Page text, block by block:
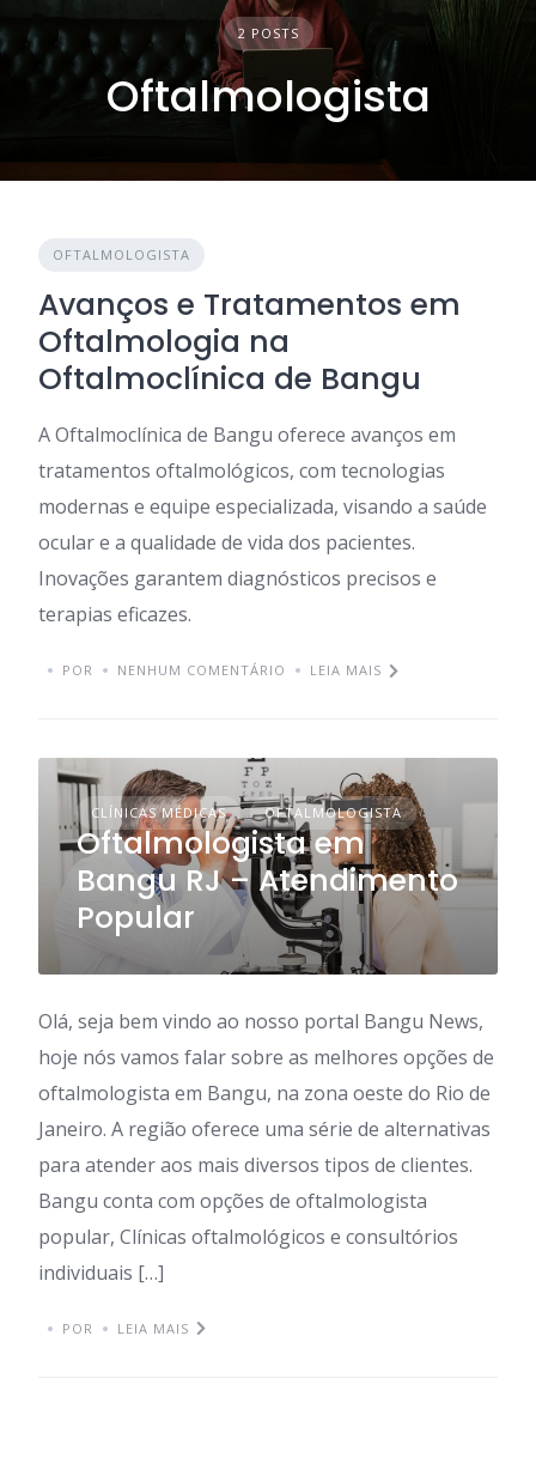
2 POSTS
Oftalmologista
OFTALMOLOGISTA
Avanços e Tratamentos em
Oftalmologia na
Oftalmoclínica de Bangu
A Oftalmoclínica de Bangu oferece avanços em
tratamentos oftalmológicos, com tecnologias
modernas e equipe especializada, visando a saúde
ocular e a qualidade de vida dos pacientes.
Inovações garantem diagnósticos precisos e
terapias eficazes.
POR NENHUM COMENTÁRIO LEIA MAIS
CLÍNICAS MÉDICAS OFTALMOLOGISTA
Oftalmologista em
Bangu RJ – Atendimento
Popular
Olá, seja bem vindo ao nosso portal Bangu News,
hoje nós vamos falar sobre as melhores opções de
oftalmologista em Bangu, na zona oeste do Rio de
Janeiro. A região oferece uma série de alternativas
para atender aos mais diversos tipos de clientes.
Bangu conta com opções de oftalmologista
popular, Clínicas oftalmológicos e consultórios
individuais […]
POR LEIA MAIS